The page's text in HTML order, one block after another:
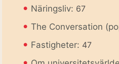
• Näringsliv: 67
• The Conversation
• Fastigheter: 47